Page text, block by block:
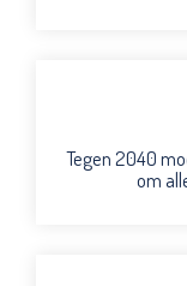
Tegen 2040
om